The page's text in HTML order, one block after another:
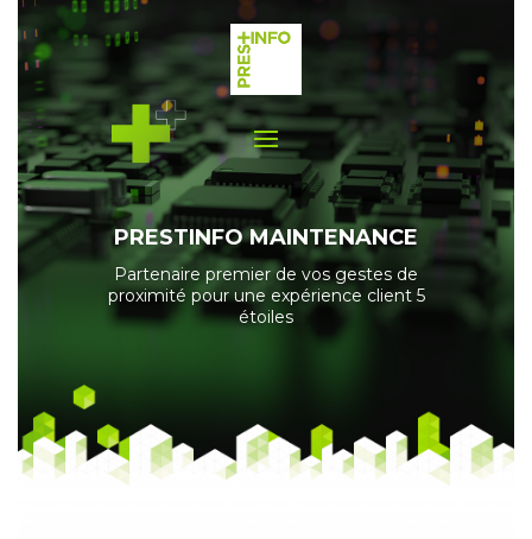
PRESTINFO MAINTENANCE
Partenaire premier de vos gestes de
proximité pour une expérience client 5
étoiles